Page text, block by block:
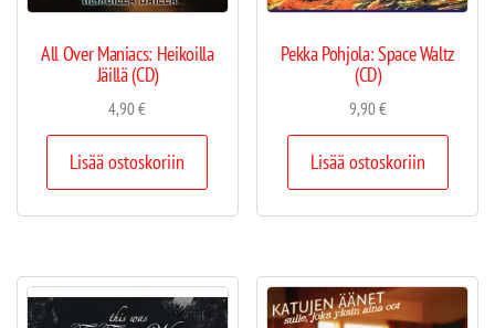
All Over Maniacs: Heikoilla
Jäillä (CD)
4,90€
Lisää ostoskoriin
Pekka Pohjola: Space Waltz
(CD)
9,90€
Lisää ostoskoriin